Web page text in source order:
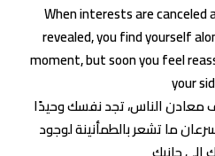
When interests are canceled
revealed, you find yourself
moment, but soon you feel
your
معادن الناس، تجد نفسك وحيدًا
ما تشعر بالطمأنينة لوجود